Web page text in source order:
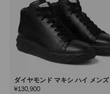
ダイヤモンド マキシ ハイ メンズ
¥130,900